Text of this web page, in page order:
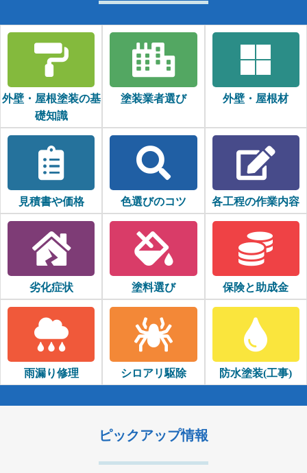
外壁・屋根塗装の基
礎知識
塗装業者選び 外壁・屋根材
見積書や価格 色選びのコツ 各工程の作業内容
劣化症状 塗料選び 保険と助成金
雨漏り修理 シロアリ駆除 防水塗装(工事)
ピックアップ情報